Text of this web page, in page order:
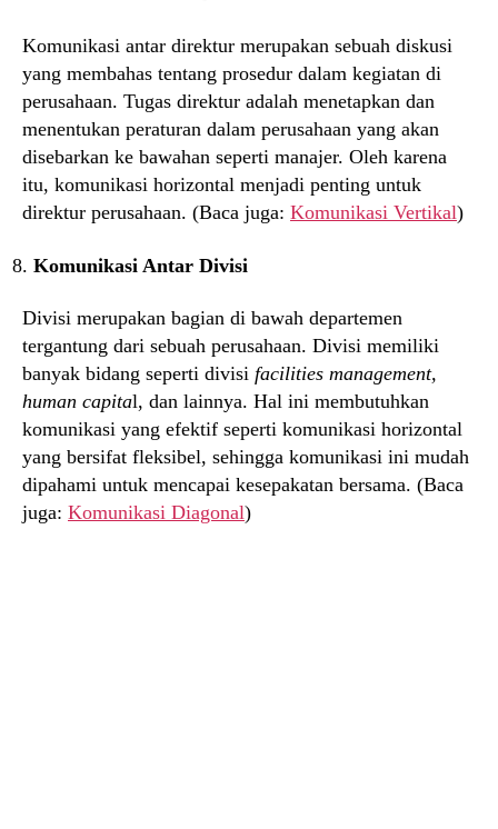
Komunikasi antar direktur merupakan sebuah diskusi
yang membahas tentang prosedur dalam kegiatan di
perusahaan. Tugas direktur adalah menetapkan dan
menentukan peraturan dalam perusahaan yang akan
disebarkan ke bawahan seperti manajer. Oleh karena
itu, komunikasi horizontal menjadi penting untuk
direktur perusahaan. (Baca juga: Komunikasi Vertikal)
Komunikasi Antar Divisi
Divisi merupakan bagian di bawah departemen
tergantung dari sebuah perusahaan. Divisi memiliki
banyak bidang seperti divisi facilities management,
human capital, dan lainnya. Hal ini membutuhkan
komunikasi yang efektif seperti komunikasi horizontal
yang bersifat fleksibel, sehingga komunikasi ini mudah
dipahami untuk mencapai kesepakatan bersama. (Baca
juga: Komunikasi Diagonal)